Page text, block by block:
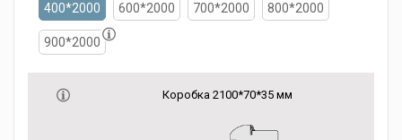
400*2000 600*2000 700*2000 800*2000
900*2000
Коробка 2100*70*35 мм